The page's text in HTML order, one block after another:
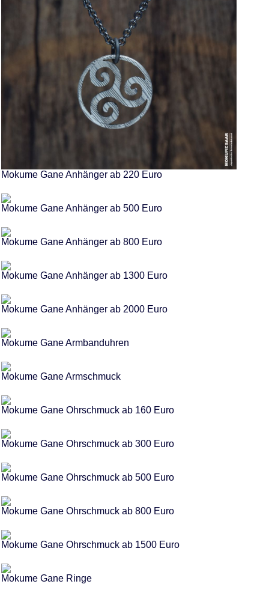
Mokume Gane Anhänger ab 220 Euro
Mokume Gane Anhänger ab 500 Euro
Mokume Gane Anhänger ab 800 Euro
Mokume Gane Anhänger ab 1300 Euro
Mokume Gane Anhänger ab 2000 Euro
Mokume Gane Armbanduhren
Mokume Gane Armschmuck
Mokume Gane Ohrschmuck ab 160 Euro
Mokume Gane Ohrschmuck ab 300 Euro
Mokume Gane Ohrschmuck ab 500 Euro
Mokume Gane Ohrschmuck ab 800 Euro
Mokume Gane Ohrschmuck ab 1500 Euro
Mokume Gane Ringe